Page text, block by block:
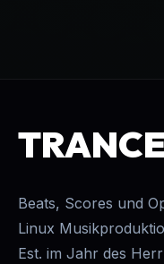
TRANCE
Beats, Scores und
Linux
Est. im Jahr des